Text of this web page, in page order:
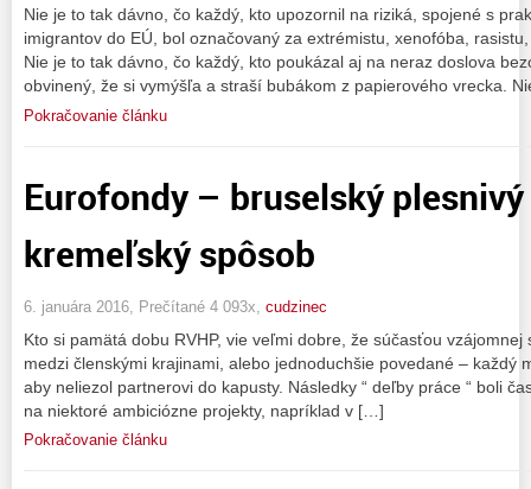
Nie je to tak dávno, čo každý, kto upozornil na riziká, spojené s
imigrantov do EÚ, bol označovaný za extrémistu, xenofóba,
Nie je to tak dávno, čo každý, kto poukázal aj na neraz doslova
obvinený, že si vymýšľa a straší bubákom z papierového vrecka.
Pokračovanie článku
Eurofondy – bruselský
kremeľský spôsob
6. januára 2016, Prečítané 4 093x, cudzinec
Kto si pamätá dobu RVHP, vie veľmi dobre, že súčasťou
medzi členskými krajinami, alebo jednoduchšie povedané – každý
aby neliezol partnerovi do kapusty. Následky “ deľby práce “ boli
na niektoré ambiciózne projekty, napríklad v […]
Pokračovanie článku